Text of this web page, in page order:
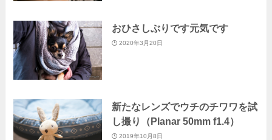
おひさしぶりです元気です
2020年3月20日
新たなレンズでウチのチワワを試
し撮り（Planar 50mm f1.4）
2019年10月8日